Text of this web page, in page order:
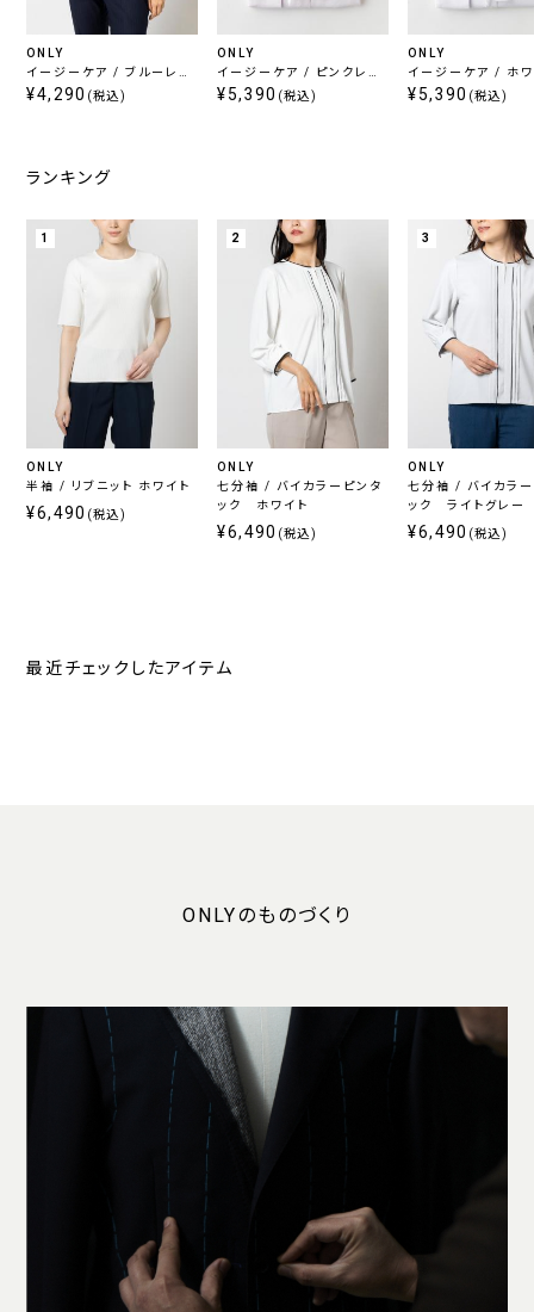
ONLY
イージーケア / ブルーレギ
ュラーカラー
¥4,290 (税込)
ONLY
イージーケア / ピンクレギ
ュラーカラーボウタイ付き
¥5,390 (税込)
ONLY
イージーケア / ホワ
ギュラーカラーボウ
¥5,390 (税込)
ランキング
1
ONLY
半袖 / リブニット ホワイト
¥6,490 (税込)
2
ONLY
七分袖 / バイカラーピンタ
ック ホワイト
¥6,490 (税込)
3
ONLY
七分袖 / バイカラ
ック ライトグレー
¥6,490 (税込)
最近チェックしたアイテム
ONLYのものづくり